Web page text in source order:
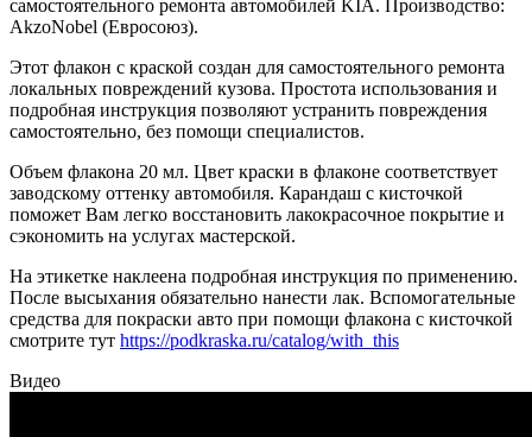
самостоятельного ремонта автомобилей KIA. Производство:
AkzoNobel (Евросоюз).
Этот флакон с краской создан для самостоятельного ремонта
локальных повреждений кузова. Простота использования и
подробная инструкция позволяют устранить повреждения
самостоятельно, без помощи специалистов.
Объем флакона 20 мл. Цвет краски в флаконе соответствует
заводскому оттенку автомобиля. Карандаш с кисточкой
поможет Вам легко восстановить лакокрасочное покрытие и
сэкономить на услугах мастерской.
На этикетке наклеена подробная инструкция по применению.
После высыхания обязательно нанести лак. Вспомогательные
средства для покраски авто при помощи флакона с кисточкой
смотрите тут https://podkraska.ru/catalog/with_this
Видео